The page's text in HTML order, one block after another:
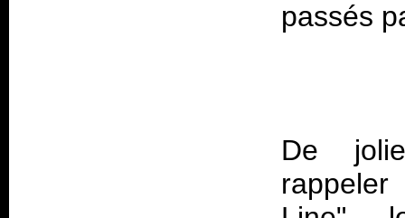
De